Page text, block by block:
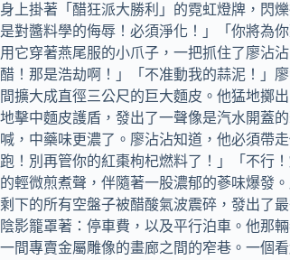
身上掛著「醋狂派大勝利」的霓虹燈牌，閃
是對醬料學的侮辱！必須淨化！」「你將為
用它穿著燕尾服的小爪子，一把抓住了廖沾
醋！那是浩劫啊！」「不准動我的蒜泥！」
間擴大成直徑三公尺的巨大麵皮。他猛地擲
地擊中麵皮護盾，發出了一聲像是汽水開蓋
喊，中藥味更濃了。廖沾沾知道，他必須帶
跑！別再管你的紅棗枸杞燃料了！」「不行
的輕微煎煮聲，伴隨著一股濃郁的蔘味爆發
剩下的所有空盤子被醋酸氣波震碎，發出了
陰影籠罩著：停車費，以及平行泊車。他那
一間專賣金屬雕像的畫廊之間的窄巷。一個